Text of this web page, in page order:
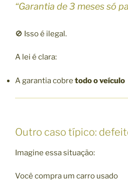
“Garantia de 3 meses só
🚫 Isso é ilegal.
A lei é clara:
A garantia cobre todo o veículo
Outro caso típico:
Imagine essa situação:
Você compra um carro usado